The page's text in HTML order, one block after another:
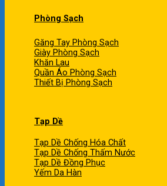
Phòng Sạch
Găng Tay Phòng Sạch
Giày Phòng Sạch
Khăn Lau
Quần Áo Phòng Sạch
Thiết Bị Phòng Sạch
Tạp Dề
Tạp Dề Chống Hóa Chất
Tạp Dề Chống Thấm Nước
Tạp Dề Đồng Phục
Yếm Da Hàn